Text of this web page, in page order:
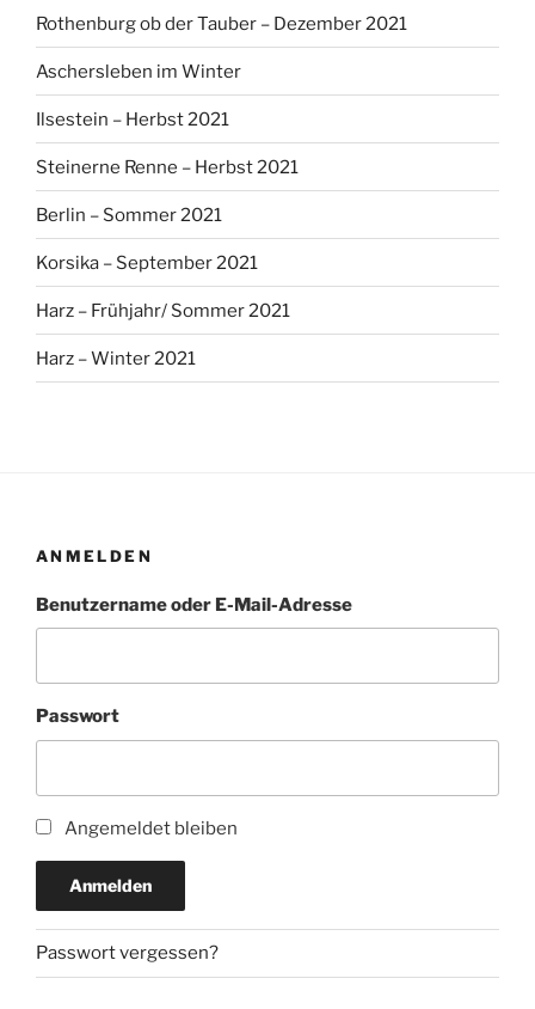
Rothenburg ob der Tauber – Dezember 2021
Aschersleben im Winter
Ilsestein – Herbst 2021
Steinerne Renne – Herbst 2021
Berlin – Sommer 2021
Korsika – September 2021
Harz – Frühjahr/ Sommer 2021
Harz – Winter 2021
ANMELDEN
Benutzername oder E-Mail-Adresse
Passwort
Angemeldet bleiben
Anmelden
Passwort vergessen?